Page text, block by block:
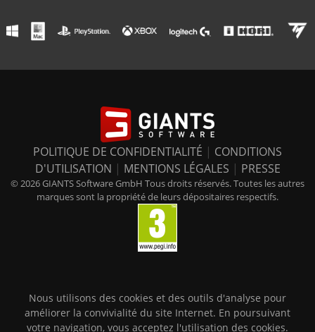
POLITIQUE DE CONFIDENTIALITÉ | CONDITIONS
D'UTILISATION | MENTIONS LÉGALES | PRESSE
© 2026 GIANTS Software GmbH Tous droits réservés. Toutes les autres
marques sont la propriété de leurs dépositaires respectifs.
Nous utilisons des cookies et des outils d'analyse pour
améliorer la convivialité du site Internet. En poursuivant
votre navigation, vous acceptez l'utilisation des cookies.